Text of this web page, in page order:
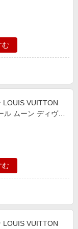
む
LOUIS VUITTON
ムーン ディヴァ
む
LOUIS VUITTON